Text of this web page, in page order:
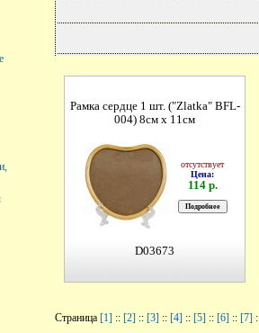
Рамка сердце 1 шт. ("Zlatka" BFL-
004) 8см х 11см
отсутствует
Цена:
114 р.
D03673
Страница [1] :: [2] :: [3] :: [4] :: [5] :: [6] :: [7]